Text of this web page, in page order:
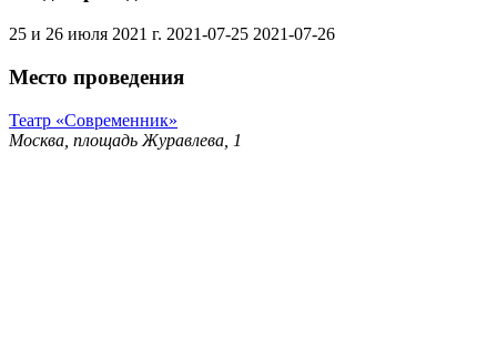
25 и 26 июля 2021 г. 2021-07-25 2021-07-26
Место проведения
Театр «Современник»
Москва, площадь Журавлева, 1